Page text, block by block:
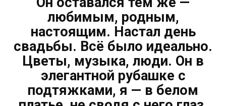
любимым, родным,
настоящим. Настал день
свадьбы. Всё было идеально.
Цветы, музыка, люди. Он в
элегантной рубашке с
подтяжками, я — в белом